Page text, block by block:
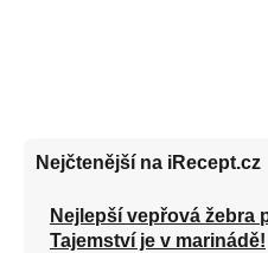
Nejčtenější na iRecept.cz
Nejlepší vepřová žebra
Tajemství je v marinádě!